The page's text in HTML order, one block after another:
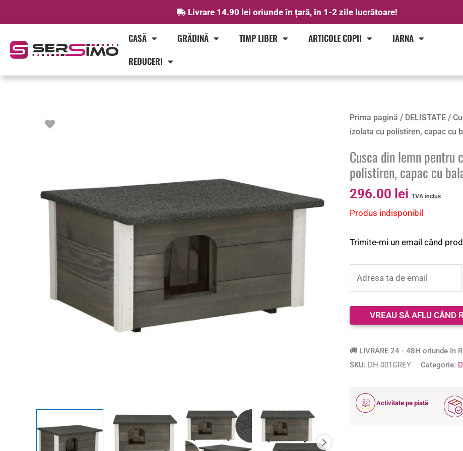
Livrare 14.90 lei oriunde în țară, în 1-2 zile lucrătoare!
CASĂ GRĂDINĂ TIMP LIBER ARTICOLE COPII
IARNA
REDUCERI
Prima pagină / DELISTATE /
izolata cu polistiren, capac cu
Cusca din lemn pentru
polistiren, capac cu
296.00 lei TVA inclus
Produs indisponibil
Trimite-mi un email când
🚚 LIVRARE 24 - 48H oriunde în
SKU: DH-001GREY Categorie:
12
ANI
Activitate pe piață